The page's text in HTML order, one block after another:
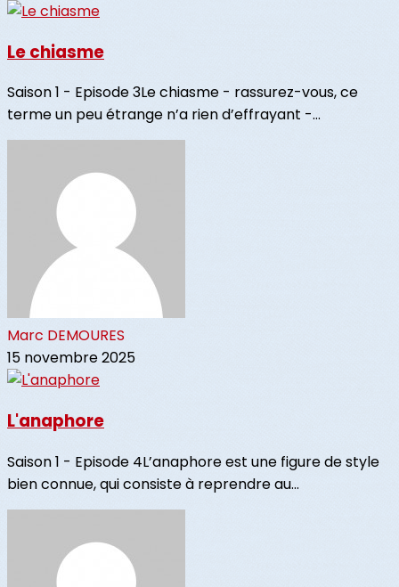
Le chiasme
Saison 1 - Episode 3Le chiasme - rassurez-vous, ce
terme un peu étrange n’a rien d’effrayant -...
Marc DEMOURES
15 novembre 2025
L'anaphore
Saison 1 - Episode 4L’anaphore est une figure de style
bien connue, qui consiste à reprendre au...